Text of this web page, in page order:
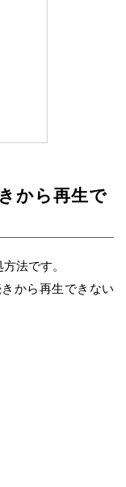
から再生で
法です。
から再生できない